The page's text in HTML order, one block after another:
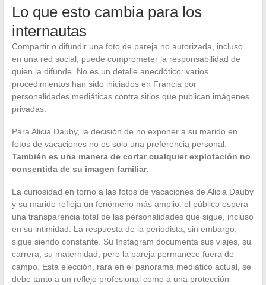
Lo que esto cambia para los
internautas
Compartir o difundir una foto de pareja no autorizada, incluso
en una red social, puede comprometer la responsabilidad de
quien la difunde. No es un detalle anecdótico: varios
procedimientos han sido iniciados en Francia por
personalidades mediáticas contra sitios que publican imágenes
privadas.
Para Alicia Dauby, la decisión de no exponer a su marido en
fotos de vacaciones no es solo una preferencia personal.
También es una manera de cortar cualquier explotación no
consentida de su imagen familiar.
La curiosidad en torno a las fotos de vacaciones de Alicia Dauby
y su marido refleja un fenómeno más amplio: el público espera
una transparencia total de las personalidades que sigue, incluso
en su intimidad. La respuesta de la periodista, sin embargo,
sigue siendo constante. Su Instagram documenta sus viajes, su
carrera, su maternidad, pero la pareja permanece fuera de
campo. Esta elección, rara en el panorama mediático actual, se
debe tanto a un reflejo profesional como a una protección